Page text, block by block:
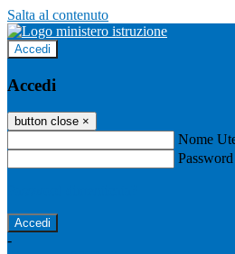
Salta al contenuto
Accedi
Accedi
button close ×
Nome
Password
-